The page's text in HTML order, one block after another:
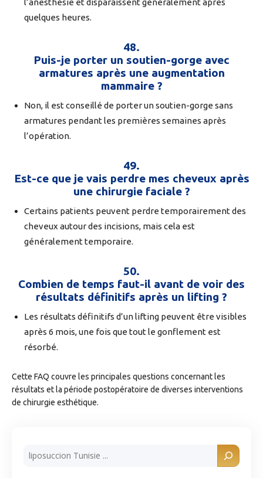
quelques heures.
48.
Puis-je porter un soutien-gorge avec
armatures après une augmentation
mammaire ?
Non, il est conseillé de porter un soutien-gorge sans
armatures pendant les premières semaines après
l’opération.
49.
Est-ce que je vais perdre mes cheveux après
une chirurgie faciale ?
Certains patients peuvent perdre temporairement des
cheveux autour des incisions, mais cela est
généralement temporaire.
50.
Combien de temps faut-il avant de voir des
résultats définitifs après un lifting ?
Les résultats définitifs d’un lifting peuvent être visibles
après 6 mois, une fois que tout le gonflement est
résorbé.
Cette FAQ couvre les principales questions concernant les
résultats et la période postopératoire de diverses interventions
de chirurgie esthétique.